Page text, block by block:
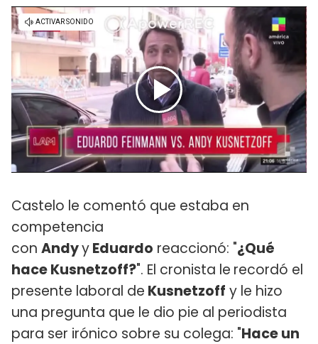
Castelo le comentó que estaba en
competencia
con AndyyEduardo reaccionó: "¿Qué
hace Kusnetzoff?". El cronista le recordó el
presente laboral de Kusnetzoff y le hizo
una pregunta que le dio pie al periodista
para ser irónico sobre su colega: "Hace un